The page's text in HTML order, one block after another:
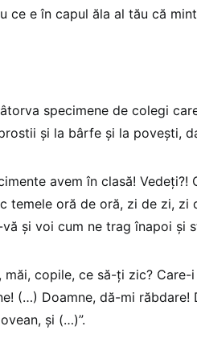
ce e în capul ăla al tău că
specimene de colegi
și la bârfe și la povești,
avem în clasă!
temele oră de oră, zi de zi, zi
și voi cum ne trag înapoi și
măi, copile, ce să-ți zic?
(…) Doamne, dă-mi răbdare!
și (…)”.